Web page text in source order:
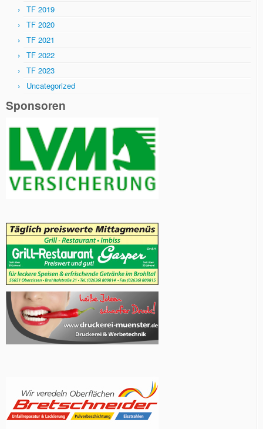
TF 2019
TF 2020
TF 2021
TF 2022
TF 2023
Uncategorized
Sponsoren